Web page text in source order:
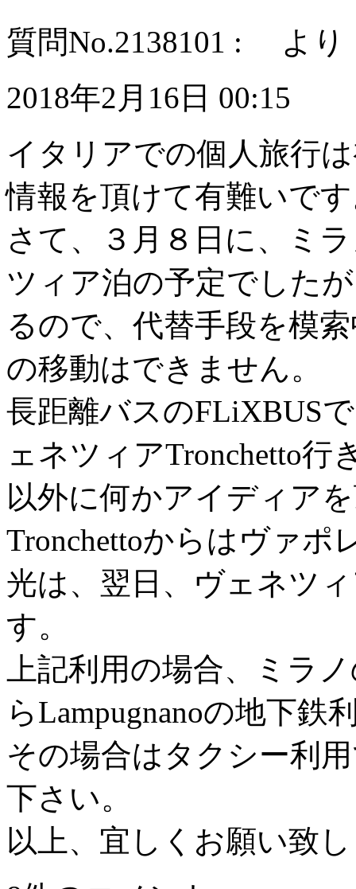
質問No.2138101 : より
2018年2月16日 00:15
イタリアでの個人旅行
情報を頂けて有難いで
さて、３月８日に、ミ
ツィア泊の予定でした
るので、代替手段を模
の移動はできません。
長距離バスのFLiXBUS
ェネツィアTronchetto
以外に何かアイディア
Tronchettoからはヴァポ
光は、翌日、ヴェネツ
す。
上記利用の場合、ミラ
らLampugnanoの地下
その場合はタクシー利
下さい。
以上、宜しくお願い致